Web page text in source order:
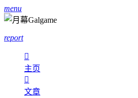
menu
report

主页

文章